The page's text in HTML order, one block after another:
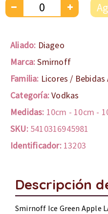
Aliado: Diageo
Marca:Smirnoff
Familia: Licores / Bebidas
Categoría:Vodkas
Medidas: 10cm - 10cm -
SKU: 5410316945981
Identificador: 13203
Descripción
Smirnoff Ice Green Apple